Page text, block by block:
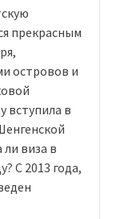
прекрасным
островов и
вступила в
виза в
С 2013 года,